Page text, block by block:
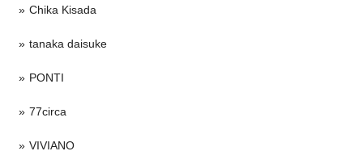
Chika Kisada
tanaka daisuke
PONTI
77circa
VIVIANO